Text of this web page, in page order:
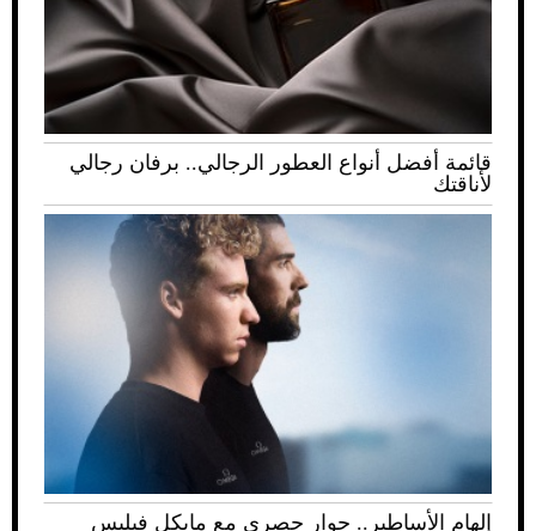
قائمة أفضل أنواع العطور الرجالي.. برفان رجالي
لأناقتك
إلهام الأساطير.. حوار حصري مع مايكل فيلبس